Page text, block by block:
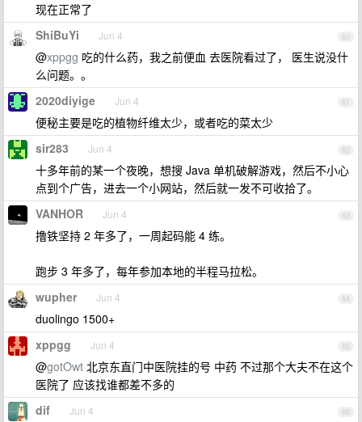
现在正常了
60
ShiBuYi Jun 4
@xppgg 吃的什么药，我之前便血 去医院看过了， 医生说没什
么问题。。
61
2020diyige Jun 4
便秘主要是吃的植物纤维太少，或者吃的菜太少
62
sir283 Jun 4
十多年前的某一个夜晚，想搜 Java 单机破解游戏，然后不小心
点到个广告，进去一个小网站，然后就一发不可收拾了。
63
VANHOR Jun 4
撸铁坚持 2 年多了，一周起码能 4 练。
跑步 3 年多了，每年参加本地的半程马拉松。
64
wupher Jun 4
duolingo 1500+
65
xppgg Jun 4
@gotOwt 北京东直门中医院挂的号 中药 不过那个大夫不在这个
医院了 应该找谁都差不多的
66
dif Jun 4